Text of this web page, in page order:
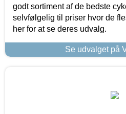
godt sortiment af de bedste
selvfølgelig til priser hvor de
her for at se deres udvalg.
Se udvalget på